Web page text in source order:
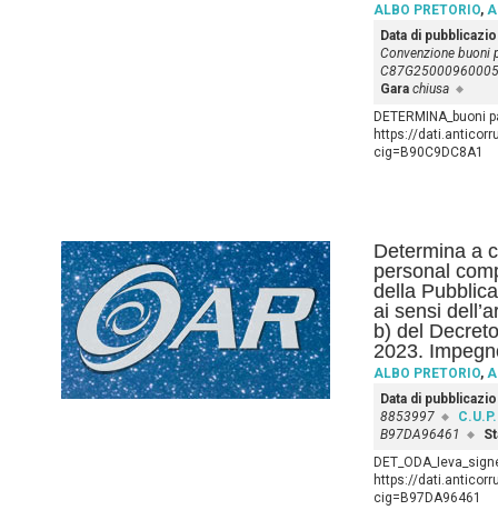
ALBO PRETORIO,
Data di
Convenzione buoni
C87G25000960005
Gara chiusa
DETERMINA_buoni
https://
cig=B90C9DC8A1
Determina a
personal
della
ai sensi
b) del
2023.
ALBO PRETORIO,
Data di
8853997
C.U.P.
B97DA96461
https://
cig=B97DA96461